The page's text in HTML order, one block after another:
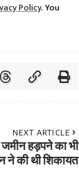
Policy. You
NEXT ARTICLE
हड़पने का भी
ने की थी शिकायत